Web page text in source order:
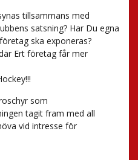
tillsammans med
satsning? Har Du egna
ska exponeras?
Ert företag får mer
som
tagit fram med all
vid intresse för